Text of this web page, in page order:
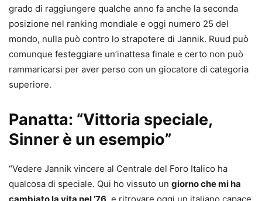
grado di raggiungere qualche anno fa anche la seconda
posizione nel ranking mondiale e oggi numero 25 del
mondo, nulla può contro lo strapotere di Jannik. Ruud può
comunque festeggiare un’inattesa finale e certo non può
rammaricarsi per aver perso con un giocatore di categoria
superiore.
Panatta: “Vittoria speciale,
Sinner è un esempio”
“Vedere Jannik vincere al Centrale del Foro Italico ha
qualcosa di speciale. Qui ho vissuto un giorno che mi ha